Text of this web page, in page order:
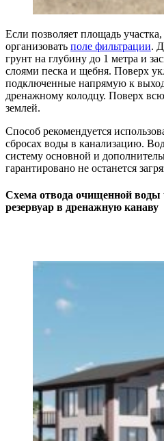
Если позволяет площадь
организовать поле фильтрации.
грунт на глубину до 1 метра и
слоями песка и щебня. Поверх
подключенные напрямую к
дренажному колодцу. Поверх
землей.
Способ рекомендуется
сбросах воды в канализацию.
систему основной и
гарантировано не останется
Схема отвода очищенной воды
резервуар в дренажную канаву